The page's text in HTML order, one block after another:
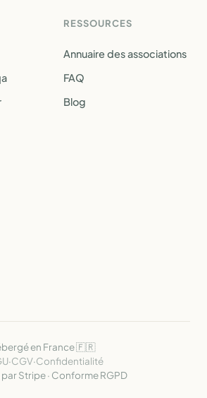
RESSOURCES
Annuaire des associations
FAQ
Blog
en France 🇫🇷
·CGV·Confidentialité
Stripe · Conforme RGPD